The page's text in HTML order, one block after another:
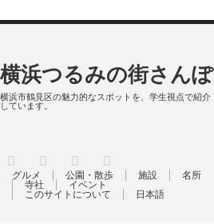
横浜つるみの街さんぽ
横浜市鶴見区の魅力的なスポットを、学生視点で紹介
しています。
FacebookInstagram
グルメ 公園・散歩 施設
名所
寺社
イベント
このサイトについて
日本語